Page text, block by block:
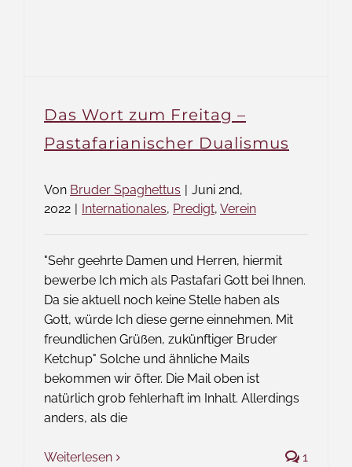
Das Wort zum Freitag –
Pastafarianischer Dualismus
Von Bruder Spaghettus
Juni 2nd,
2022
Internationales, Predigt, Verein
"Sehr geehrte Damen und Herren, hiermit
bewerbe Ich mich als Pastafari Gott bei Ihnen.
Da sie aktuell noch keine Stelle haben als
Gott, würde Ich diese gerne einnehmen. Mit
freundlichen Grüßen, zukünftiger Bruder
Ketchup" Solche und ähnliche Mails
bekommen wir öfter. Die Mail oben ist
natürlich grob fehlerhaft im Inhalt. Allerdings
anders, als die
Weiterlesen 1